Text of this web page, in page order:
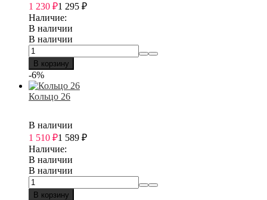
1 230 ₽1 295 ₽
Наличие:
В наличии
В наличии
В корзину
-6%
Кольцо 26
В наличии
1 510 ₽1 589 ₽
Наличие:
В наличии
В наличии
В корзину